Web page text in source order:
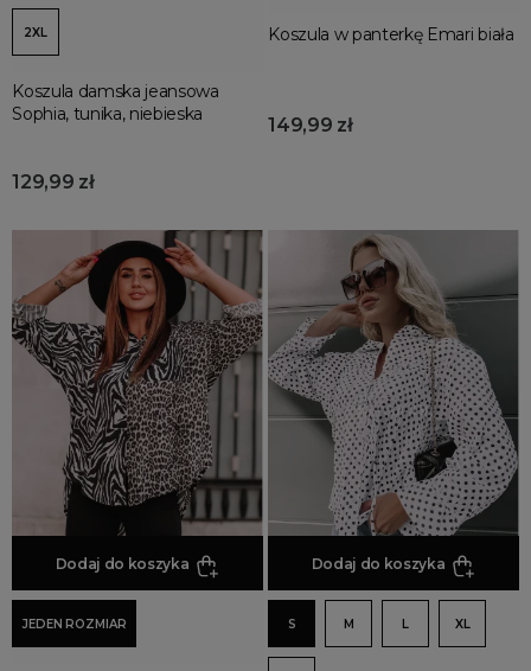
2XL
Koszula damska jeansowa
Sophia, tunika, niebieska
129,99 zł
Koszula w panterkę Emari biała
149,99 zł
Dodaj do koszyka
JEDEN ROZMIAR
Dodaj do koszyka
S M L XL